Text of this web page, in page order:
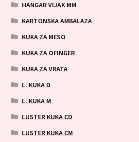
HANGAR VIJAK MM
KARTONSKA AMBALAZA
KUKA ZA MESO
KUKA ZA OFINGER
KUKA ZA VRATA
L. KUKA D
L. KUKA M
LUSTER KUKA CD
LUSTER KUKA CM